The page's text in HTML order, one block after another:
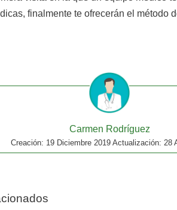
finalmente te ofrecerán el método
Carmen Rodríguez
Creación: 19 Diciembre 2019 Actualización: 28